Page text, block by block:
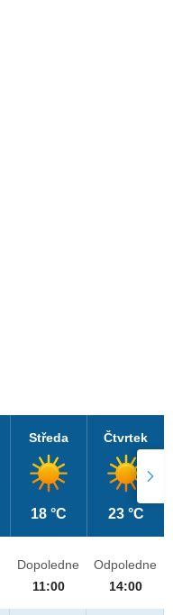
Středa
18 °C
Čtvrtek
23 °C
Dopoledne
11:00
Odpoledne
14:00